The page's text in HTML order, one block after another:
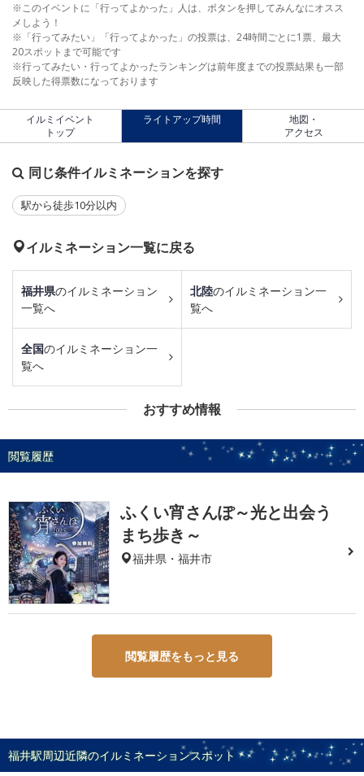
※このイベントに「行ってよかった」人は、ボタンを押してみんなにオスス
メしよう！
※「行ってみたい」「行ってよかった」の投票は、24時間ごとに1票、最大
20スポットまで可能です
※行ってみたい・行ってよかったランキングは前年度までの投票結果も一部
反映した得票数になっております
イルミイベント
トップ
ライトアップ時間
地図・
アクセス
同じ条件イルミネーションを探す
駅から徒歩10分以内
イルミネーション一覧に戻る
福井県のイルミネーション
一覧へ
北陸のイルミネーション一
覧へ
全国のイルミネーション一
覧へ
おすすめ情報
閲覧履歴
ふくい宵さんぽ～光と出会う
まち歩き～
福井県・福井市
閲覧履歴をもっと見る
福井駅周辺近隣のイルミネーションスポット